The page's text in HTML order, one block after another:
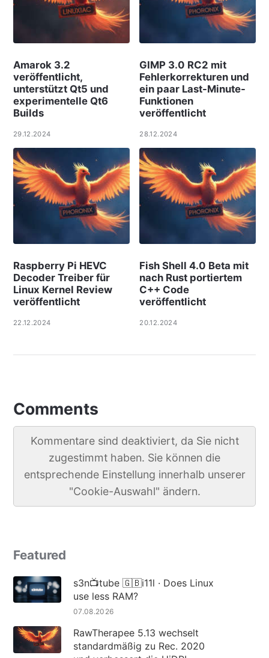
Amarok 3.2
veröffentlicht,
unterstützt Qt5 und
experimentelle Qt6
Builds
29.12.2024
GIMP 3.0 RC2 mit
Fehlerkorrekturen und
ein paar Last-Minute-
Funktionen
veröffentlicht
28.12.2024
Raspberry Pi HEVC
Decoder Treiber für
Linux Kernel Review
veröffentlicht
22.12.2024
Fish Shell 4.0 Beta mit
nach Rust portiertem
C++ Code
veröffentlicht
20.12.2024
Comments
Kommentare sind deaktiviert, da Sie nicht
zugestimmt haben. Sie können die
entsprechende Einstellung innerhalb unserer
"Cookie-Auswahl" ändern.
Featured
s3n📺tube 🇬🇧i11l · Does Linux
use less RAM?
07.08.2026
RawTherapee 5.13 wechselt
standardmäßig zu Rec. 2020